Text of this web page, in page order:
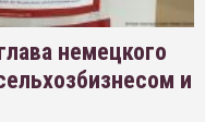
немецкого
и